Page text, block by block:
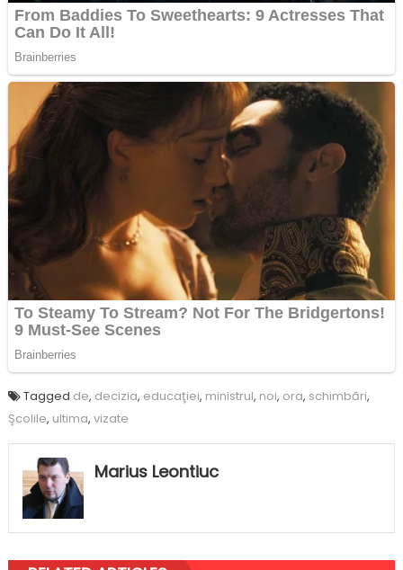
Tagged de, decizia, educaţiei, ministrul, noi, ora, schimbări,
Şcolile, ultima, vizate
Marius Leontiuc